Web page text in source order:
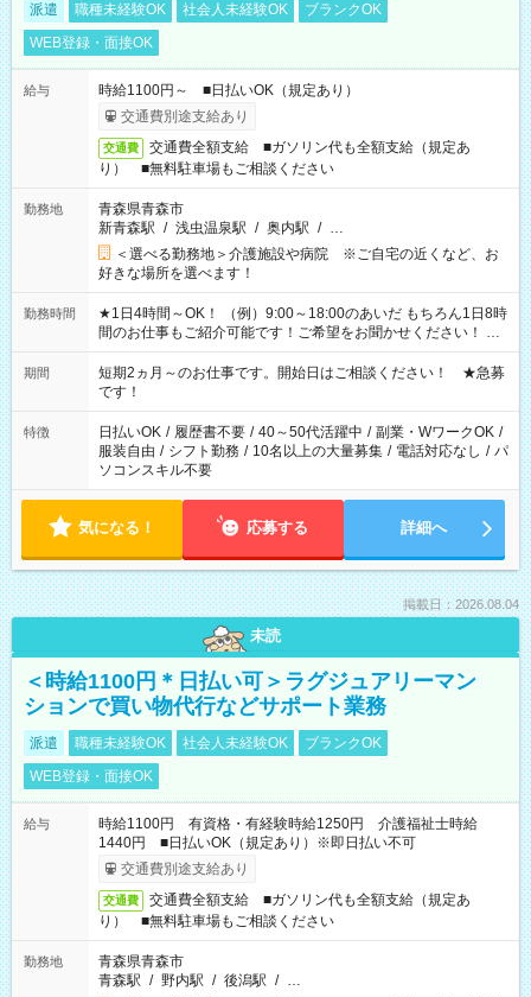
派遣 職種未経験OK 社会人未経験OK
ブランクOK
WEB登録・面接OK
給与
時給1100円～ ■日払いOK（規定あり）
交通費別途支給あり
交通費
交通費全額支給 ■ガソリン代も全額支給（規定あ
り） ■無料駐車場もご相談ください
勤務地
青森県青森市
新青森駅 / 浅虫温泉駅 / 奥内駅 / …
＜選べる勤務地＞介護施設や病院 ※ご自宅の近くなど、お
好きな場所を選べます！
勤務時間
★1日4時間～OK！ （例）9:00～18:00のあいだ もちろん1日8時
間のお仕事もご紹介可能です！ご希望をお聞かせください！ ★
家庭の都合でお休みが必要な場合も遠慮なくご相談ください。
※週最低15時間以上の勤務が必要です
期間
短期2ヵ月～のお仕事です。開始日はご相談ください！ ★急募
です！
特徴 日払いOK / 履歴書不要 / 40～50代活躍中 / 副業・WワークOK /
服装自由 / シフト勤務 / 10名以上の大量募集 / 電話対応なし / パ
ソコンスキル不要
気になる！ 応募する 詳細へ
掲載日：2026.08.04
未読
＜時給1100円＊日払い可＞ラグジュアリーマン
ションで買い物代行などサポート業務
派遣 職種未経験OK 社会人未経験OK
ブランクOK
WEB登録・面接OK
給与
時給1100円 有資格・有経験時給1250円 介護福祉士時給
1440円 ■日払いOK（規定あり）※即日払い不可
交通費別途支給あり
交通費
交通費全額支給 ■ガソリン代も全額支給（規定あ
り） ■無料駐車場もご相談ください
勤務地
青森県青森市
青森駅 / 野内駅 / 後潟駅 / …